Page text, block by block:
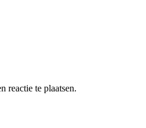
reactie te plaatsen.